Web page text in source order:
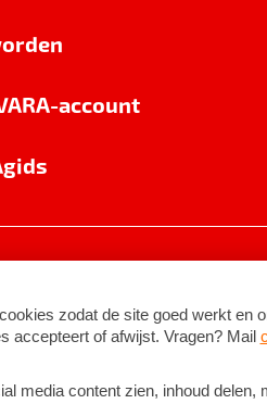
account
©2026BNNVARA